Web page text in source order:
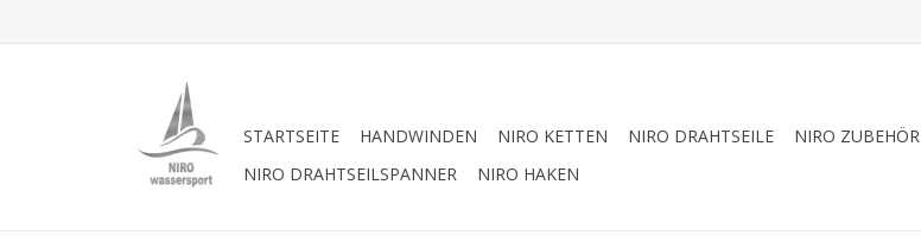
STARTSEITE HANDWINDEN NIRO KETTEN NIRO DRAHTSEILE NIRO ZUBEHÖR
NIRO DRAHTSEILSPANNER
NIRO HAKEN